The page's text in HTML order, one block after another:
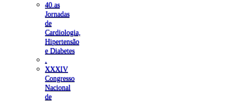
40.as
Jornadas
de
Cardiologia,
Hipertensão
e Diabetes
XXXIV
Congresso
Nacional
de